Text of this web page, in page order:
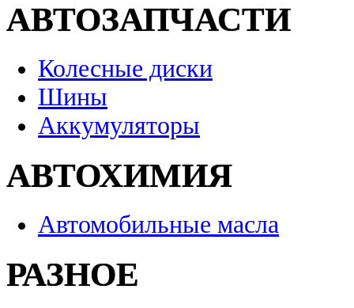
АВТОЗАПЧАСТИ
Колесные диски
Шины
Аккумуляторы
АВТОХИМИЯ
Автомобильные масла
РАЗНОЕ